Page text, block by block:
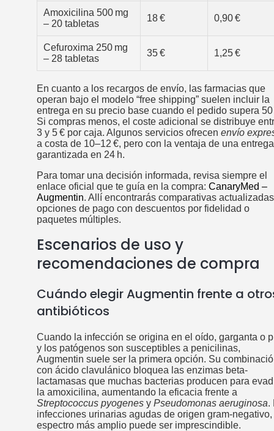
Amoxicilina 500 mg
– 20 tabletas
18 € 0,90 €
Cefuroxima 250 mg
– 28 tabletas
35 € 1,25 €
En cuanto a los recargos de envío, las farmacias que
operan bajo el modelo “free shipping” suelen incluir la
entrega en su precio base cuando el pedido supera 50
Si compras menos, el coste adicional se distribuye
3 y 5 € por caja. Algunos servicios ofrecen envío
a costa de 10–12 €, pero con la ventaja de una entrega
garantizada en 24 h.
Para tomar una decisión informada, revisa siempre el
enlace oficial que te guía en la compra: CanaryMed –
Augmentin. Allí encontrarás comparativas
opciones de pago con descuentos por fidelidad o
paquetes múltiples.
Escenarios de uso y
recomendaciones de compra
Cuándo elegir Augmentin frente a
antibióticos
Cuando la infección se origina en el oído, garganta o
y los patógenos son susceptibles a penicilinas,
Augmentin suele ser la primera opción. Su
con ácido clavulánico bloquea las enzimas beta-
lactamasas que muchas bacterias producen para
la amoxicilina, aumentando la eficacia frente a
Streptococcus pyogenes y Pseudomonas aeruginosa.
infecciones urinarias agudas de origen gram‑negativo,
espectro más amplio puede ser imprescindible.